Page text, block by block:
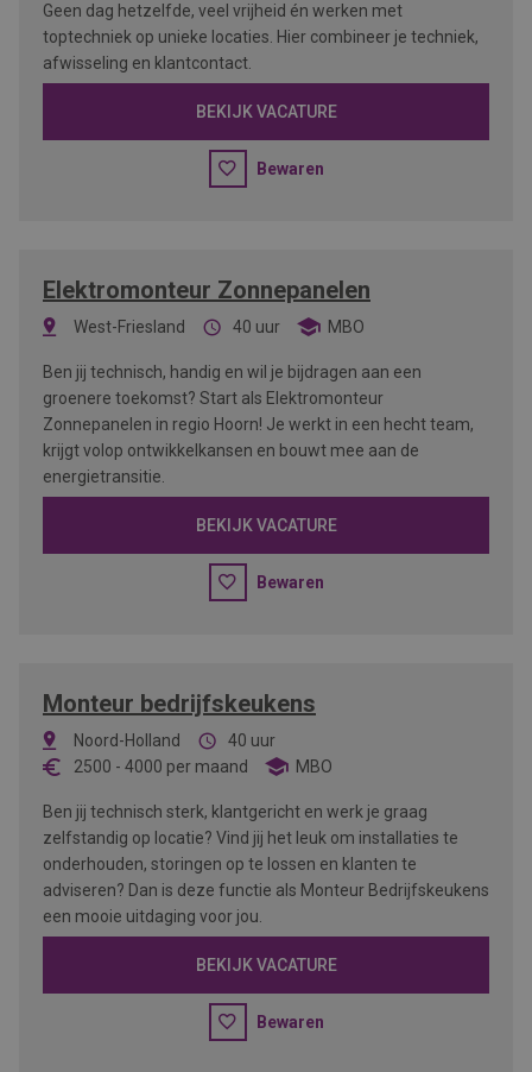
Geen dag hetzelfde, veel vrijheid én werken met
toptechniek op unieke locaties. Hier combineer je techniek,
afwisseling en klantcontact.
BEKIJK VACATURE
Bewaren
Elektromonteur Zonnepanelen
West-Friesland 40 uur MBO
Ben jij technisch, handig en wil je bijdragen aan een
groenere toekomst? Start als Elektromonteur
Zonnepanelen in regio Hoorn! Je werkt in een hecht team,
krijgt volop ontwikkelkansen en bouwt mee aan de
energietransitie.
BEKIJK VACATURE
Bewaren
Monteur bedrijfskeukens
Noord-Holland
40 uur
2500 - 4000 per maand MBO
Ben jij technisch sterk, klantgericht en werk je graag
zelfstandig op locatie? Vind jij het leuk om installaties te
onderhouden, storingen op te lossen en klanten te
adviseren? Dan is deze functie als Monteur Bedrijfskeukens
een mooie uitdaging voor jou.
BEKIJK VACATURE
Bewaren